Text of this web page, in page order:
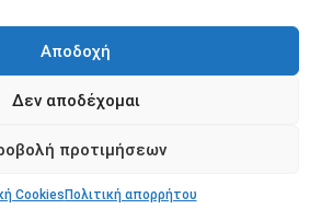
Αποδοχή
Δεν αποδέχομαι
προτιμήσεων
Cookies Πολιτική απορρήτου
απορρήτου